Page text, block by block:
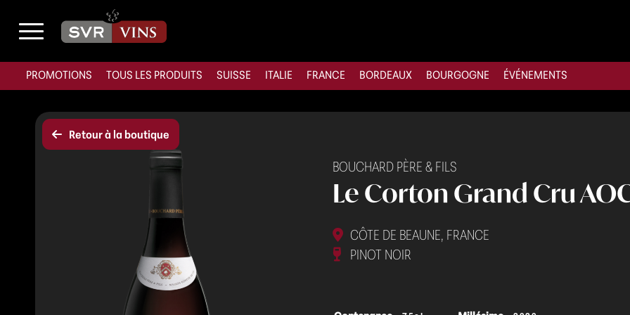
PROMOTIONS TOUS LES PRODUITS SUISSE ITALIE FRANCE BORDEAUX BOURGOGNE ÉVÉNEMENTS
Retour à la boutique
BOUCHARD PÈRE & FILS
Le Corton Grand Cru
CÔTE DE BEAUNE, FRANCE
PINOT NOIR